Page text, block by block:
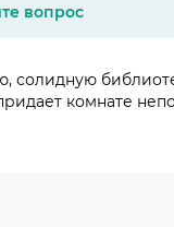
вопрос
солидную
комнате